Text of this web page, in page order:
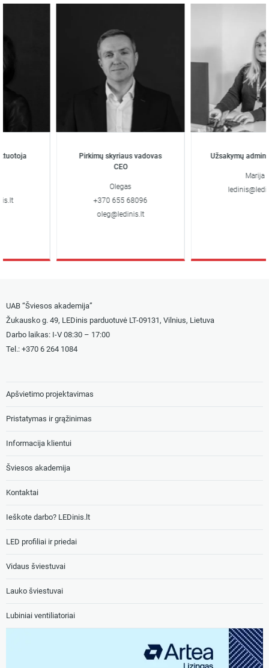
Pirkimų skyriaus vadovas
CEO
Olegas
+370 655 68096
oleg@ledinis.lt
Užsakymų
Marija
UAB “Šviesos akademija”
Žukausko g. 49, LEDinis parduotuvė LT-09131, Vilnius, Lietuva
Darbo laikas: I-V 08:30 – 17:00
Tel.: +370 6 264 1084
Apšvietimo projektavimas
Pristatymas ir grąžinimas
Informacija klientui
Šviesos akademija
Kontaktai
Ieškote darbo? LEDinis.lt
LED profiliai ir priedai
Vidaus šviestuvai
Lauko šviestuvai
Lubiniai ventiliatoriai